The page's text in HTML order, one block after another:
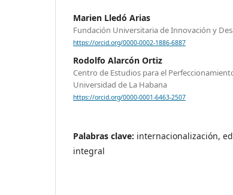
Marien Lledó Arias
Fundación Universitaria de Innovación y
https://orcid.org/0000-0002-1886-6887
Rodolfo Alarcón Ortiz
Centro de Estudios para el
Universidad de La Habana
https://orcid.org/0000-0001-6463-2507
Palabras clave: internacionalización,
integral